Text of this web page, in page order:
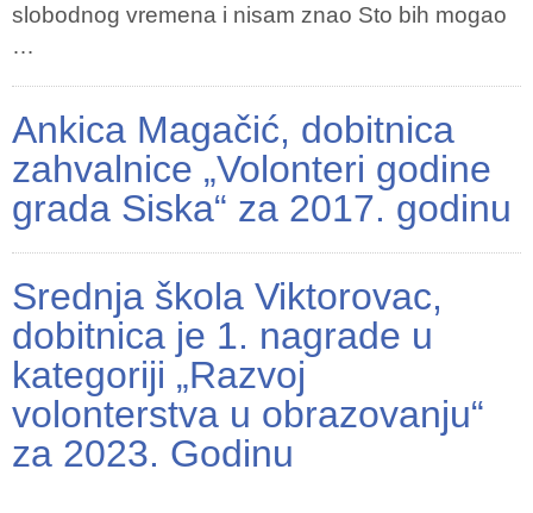
slobodnog vremena i nisam znao Sto bih mogao
…
Ankica Magačić, dobitnica
zahvalnice „Volonteri godine
grada Siska“ za 2017. godinu
Srednja škola Viktorovac,
dobitnica je 1. nagrade u
kategoriji „Razvoj
volonterstva u obrazovanju“
za 2023. Godinu